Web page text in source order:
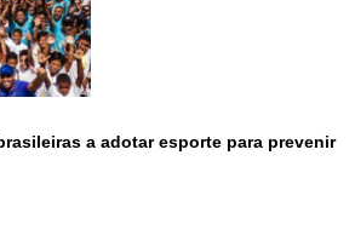
a adotar esporte para prevenir